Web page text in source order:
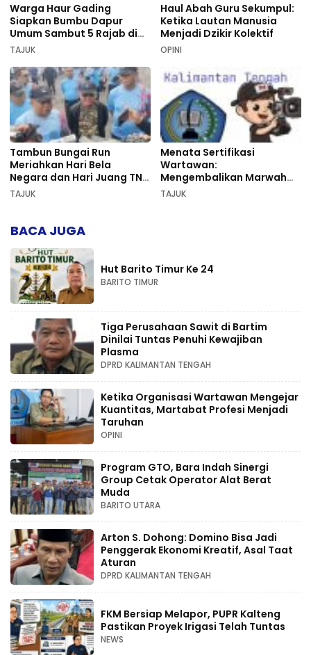
Warga Haur Gading
Siapkan Bumbu Dapur
Umum Sambut 5 Rajab di
Sekumpul
TAJUK
Haul Abah Guru Sekumpul:
Ketika Lautan Manusia
Menjadi Dzikir Kolektif
OPINI
Tambun Bungai Run
Meriahkan Hari Bela
Negara dan Hari Juang TNI
AD di Palangka Raya
TAJUK
Menata Sertifikasi
Wartawan:
Mengembalikan Marwah
Pers dan Keadilan
TAJUK
BACA JUGA
Hut Barito Timur Ke 24
BARITO TIMUR
Tiga Perusahaan Sawit di Bartim
Dinilai Tuntas Penuhi Kewajiban
Plasma
DPRD KALIMANTAN TENGAH
Ketika Organisasi Wartawan Mengejar
Kuantitas, Martabat Profesi Menjadi
Taruhan
OPINI
Program GTO, Bara Indah Sinergi
Group Cetak Operator Alat Berat
Muda
BARITO UTARA
Arton S. Dohong: Domino Bisa Jadi
Penggerak Ekonomi Kreatif, Asal Taat
Aturan
DPRD KALIMANTAN TENGAH
FKM Bersiap Melapor, PUPR Kalteng
Pastikan Proyek Irigasi Telah Tuntas
NEWS